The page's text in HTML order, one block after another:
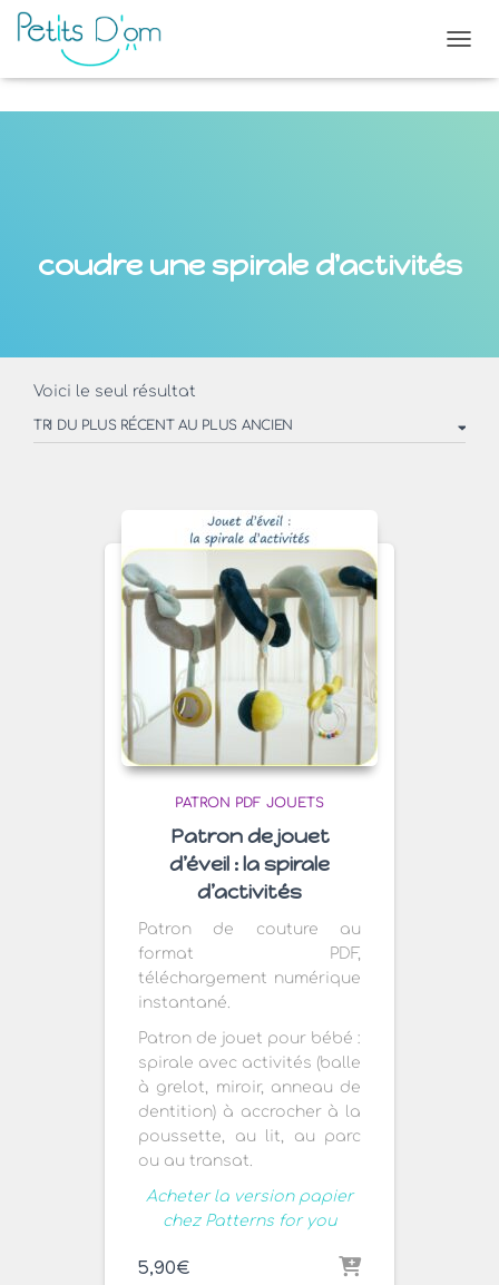
coudre une spirale d'activités
Voici le seul résultat
PATRON PDF JOUETS
Patron de jouet
d’éveil : la spirale
d’activités
Patron de couture au
format PDF,
téléchargement numérique
instantané.
Patron de jouet pour bébé :
spirale avec activités (balle
à grelot, miroir, anneau de
dentition) à accrocher à la
poussette, au lit, au parc
ou au transat.
Acheter la version papier
chez Patterns for you
5,90€